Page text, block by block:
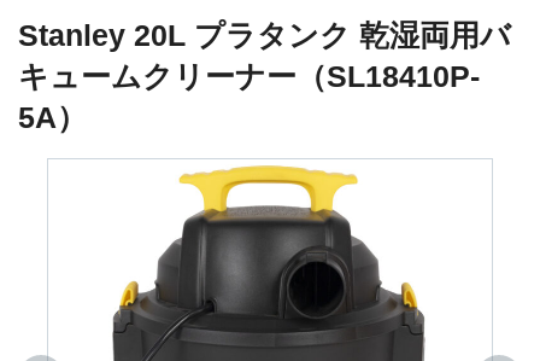
Stanley 20L プラタンク 乾湿両用バ
キュームクリーナー（SL18410P-
5A）